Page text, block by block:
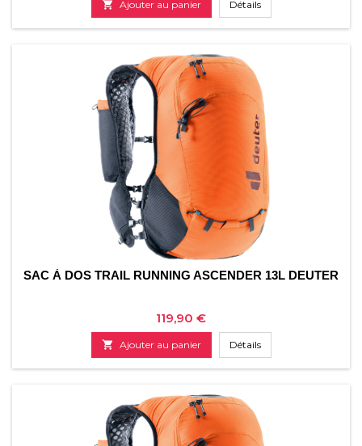
 Ajouter au panier Détails
SAC À DOS TRAIL RUNNING ASCENDER 13L DEUTER
Prix
119,90 €
 Ajouter au panier Détails